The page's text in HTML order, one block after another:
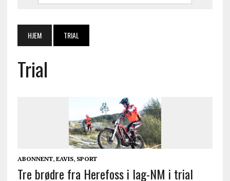
HJEM TRIAL
Trial
ABONNENT, EAVIS, SPORT
Tre brødre fra Herefoss i lag-NM i trial